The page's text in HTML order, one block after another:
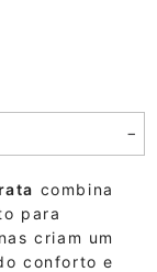
combina
para
criam um
conforto e